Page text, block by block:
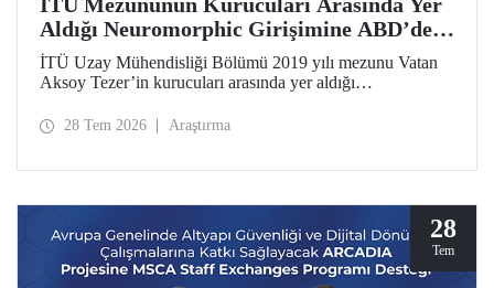
Aldığı Neuromorphic Girişimine ABD’de
Prestijli Hızlandırma Desteği
İTÜ Uzay Mühendisliği Bölümü 2019 yılı mezunu Vatan
Aksoy Tezer’in kurucuları arasında yer aldığı
programı Y Combinator’ın (YC) 2026 yaz dönemine kabul
28 Tem 2026 Araştırma
28
Tem